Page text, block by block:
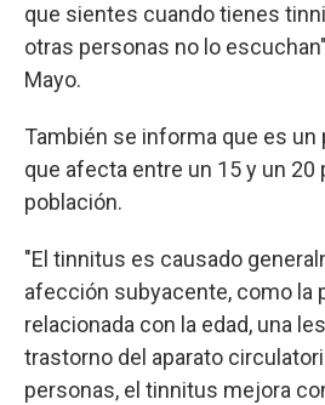
que sientes cuando tienes
otras personas no lo
Mayo.
También se informa que es
que afecta entre un 15 y un 20
población.
"El tinnitus es causado
afección subyacente, como la
relacionada con la edad, una
trastorno del aparato
personas, el tinnitus mejora